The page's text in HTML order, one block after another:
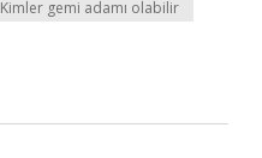
Kimler gemi adamı olabilir